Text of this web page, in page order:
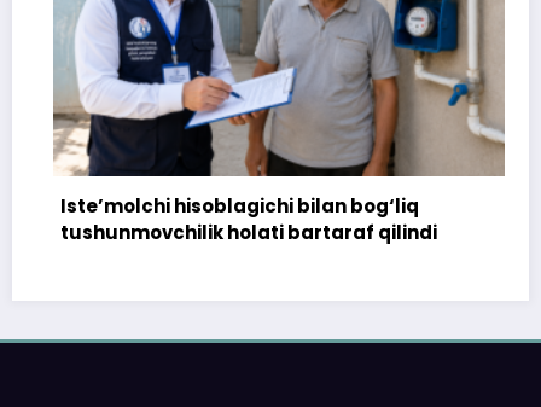
hisoblagichi bilan bog‘liq
holati bartaraf qilindi